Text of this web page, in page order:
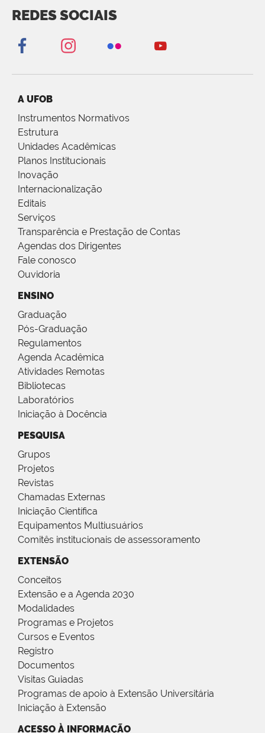
REDES SOCIAIS
A UFOB
Instrumentos Normativos
Estrutura
Unidades Acadêmicas
Planos Institucionais
Inovação
Internacionalização
Editais
Serviços
Transparência e Prestação de Contas
Agendas dos Dirigentes
Fale conosco
Ouvidoria
ENSINO
Graduação
Pós-Graduação
Regulamentos
Agenda Acadêmica
Atividades Remotas
Bibliotecas
Laboratórios
Iniciação à Docência
PESQUISA
Grupos
Projetos
Revistas
Chamadas Externas
Iniciação Científica
Equipamentos Multiusuários
Comitês institucionais de assessoramento
EXTENSÃO
Conceitos
Extensão e a Agenda 2030
Modalidades
Programas e Projetos
Cursos e Eventos
Registro
Documentos
Visitas Guiadas
Programas de apoio à Extensão Universitária
Iniciação à Extensão
ACESSO À INFORMAÇÃO